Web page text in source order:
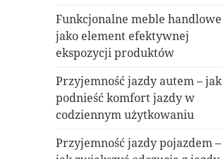
Funkcjonalne meble handlowe
jako element efektywnej
ekspozycji produktów
Przyjemność jazdy autem – jak
podnieść komfort jazdy w
codziennym użytkowaniu
Przyjemność jazdy pojazdem –